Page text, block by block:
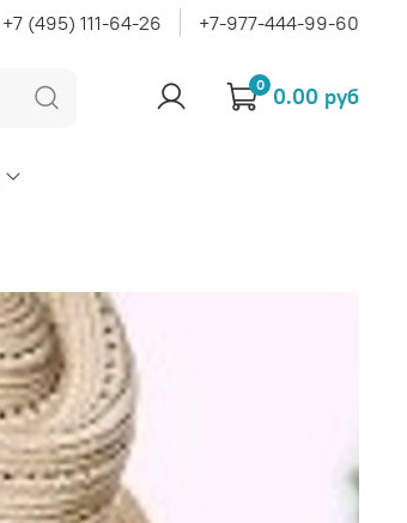
+7 (495) 111-64-26 +7-977-444-99-60
0 0.00 руб